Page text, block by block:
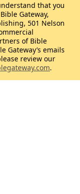
that you
Gateway,
501 Nelson
of Bible
Gateway’s emails
review our
.